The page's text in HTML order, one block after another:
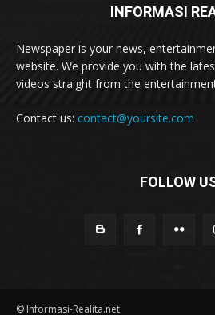
INFORMASI
Newspaper is your news,
website. We provide you with the
videos straight from the
Contact us: contact@yoursite.com
FOLLOW
© Informasi-Realita.net